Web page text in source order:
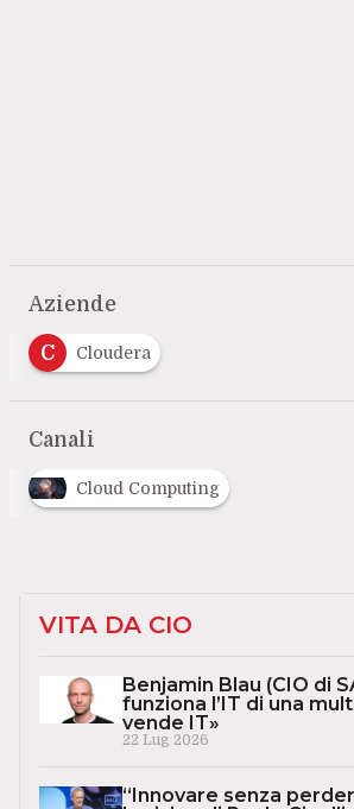
Aziende
C Cloudera
Canali
Cloud Computing
VITA DA CIO
Benjamin Blau (CIO di
funziona l’IT di una
vende IT»
22 Lug 2026
“Innovare senza